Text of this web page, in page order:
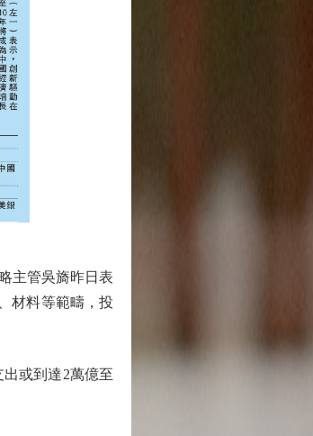
主管吳旖昨日表
材料等範疇，投
或到達2萬億至